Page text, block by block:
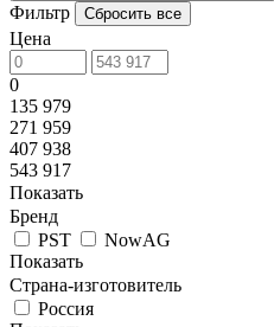
Фильтр Сбросить все
Цена
0
135 979
271 959
407 938
543 917
Показать
Бренд
PST
NowAG
Показать
Страна-изготовитель
Россия